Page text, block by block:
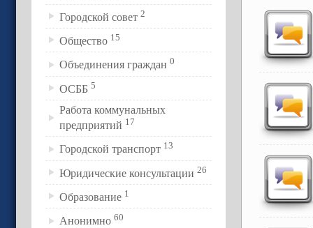
Городской совет 2
Общество 15
Объединения граждан 0
ОСББ 5
Работа коммунальных
предприятий 17
Городской транспорт 13
Юридические консультации 26
Образование 1
Анонимно 60